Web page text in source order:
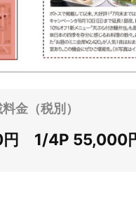
金（税別）
1/4P 55,000